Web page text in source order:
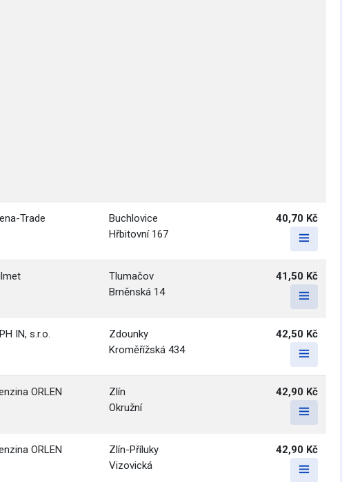
Trade
Buchlovice
Hřbitovní 167
40,70 Kč
Tlumačov
Brněnská 14
41,50 Kč
IN, s.r.o.
Zdounky
Kroměřížská 434
42,50 Kč
ORLEN
Zlín
Okružní
42,90 Kč
ORLEN
Zlín-Příluky
Vizovická
42,90 Kč